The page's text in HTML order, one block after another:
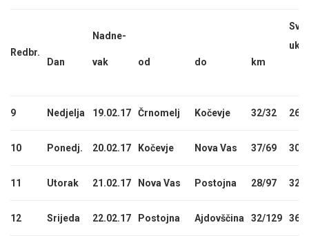
Redbr.
Dan
Nadne-
vak od do km
Sve-
9 Nedjelja 19.02.17 Črnomelj Kočevje 32/32 264
10 Ponedj. 20.02.17 Kočevje Nova Vas 37/69 301
11 Utorak 21.02.17 Nova Vas Postojna 28/97 329
12 Srijeda 22.02.17 Postojna Ajdovščina 32/129 361